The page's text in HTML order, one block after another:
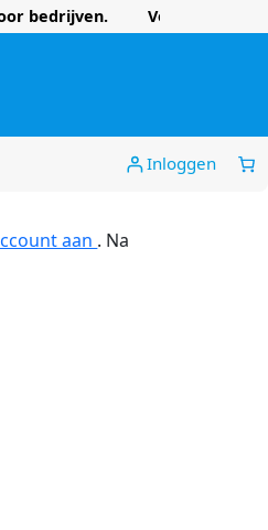
bedrijven. Voordelige
Inloggen
aan . Na